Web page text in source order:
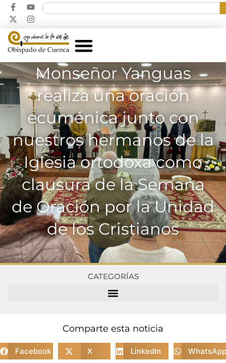
Monseñor Yanguas
realiza una oración
ecuménica junto con
nuestros hermanos de la
Iglesia ortodoxa como
clausura de la Semana
de Oración por la Unidad
de los Cristianos
CATEGORÍAS
Comparte esta noticia
Facebook X LinkedIn WhatsApp